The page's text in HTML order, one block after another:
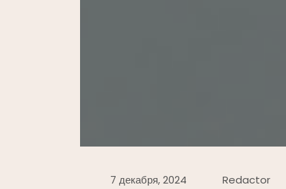
7 декабря, 2024 Redactor